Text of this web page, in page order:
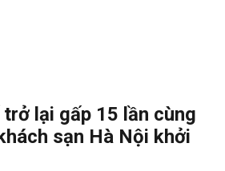
lại gấp 15 lần cùng
sạn Hà Nội khởi